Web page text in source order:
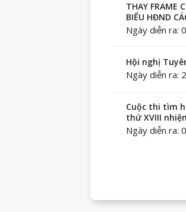
THAY FRAME
BIỂU HĐND
Ngày diễn ra:
Hội nghị
Ngày diễn ra:
Cuộc thi tìm
thứ XVIII
Ngày diễn ra: